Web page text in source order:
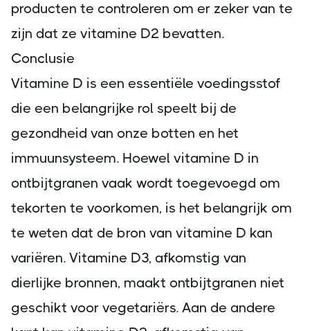
producten te controleren om er zeker van te
zijn dat ze vitamine D2 bevatten.
Conclusie
Vitamine D is een essentiële voedingsstof
die een belangrijke rol speelt bij de
gezondheid van onze botten en het
immuunsysteem. Hoewel vitamine D in
ontbijtgranen vaak wordt toegevoegd om
tekorten te voorkomen, is het belangrijk om
te weten dat de bron van vitamine D kan
variëren. Vitamine D3, afkomstig van
dierlijke bronnen, maakt ontbijtgranen niet
geschikt voor vegetariërs. Aan de andere